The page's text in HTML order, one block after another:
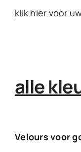
klik hier voor
alle
Velours voor